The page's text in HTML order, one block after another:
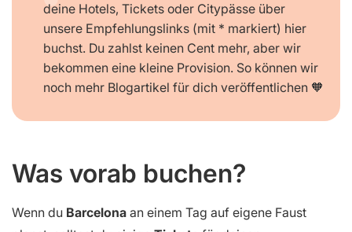
deine Hotels, Tickets oder Citypässe über
unsere Empfehlungslinks (mit * markiert) hier
buchst. Du zahlst keinen Cent mehr, aber wir
bekommen eine kleine Provision. So können wir
noch mehr Blogartikel für dich veröffentlichen 🧡
Was vorab buchen?
Wenn du Barcelona an einem Tag auf eigene Faust